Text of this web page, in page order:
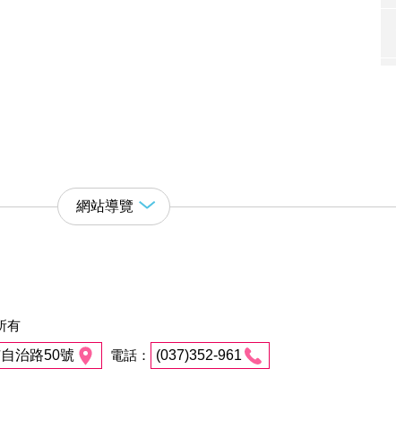
網站導覽
有
治路50號 電話：
(037)352-961